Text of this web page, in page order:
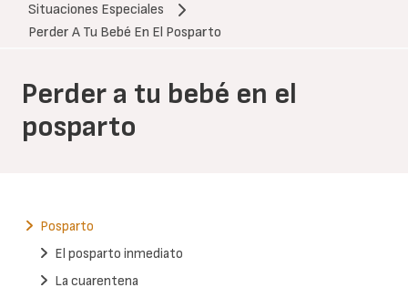
Ruta de navegación
Situaciones Especiales
Perder A Tu Bebé En El Posparto
Perder a tu bebé en el
posparto
Posparto
El posparto inmediato
La cuarentena